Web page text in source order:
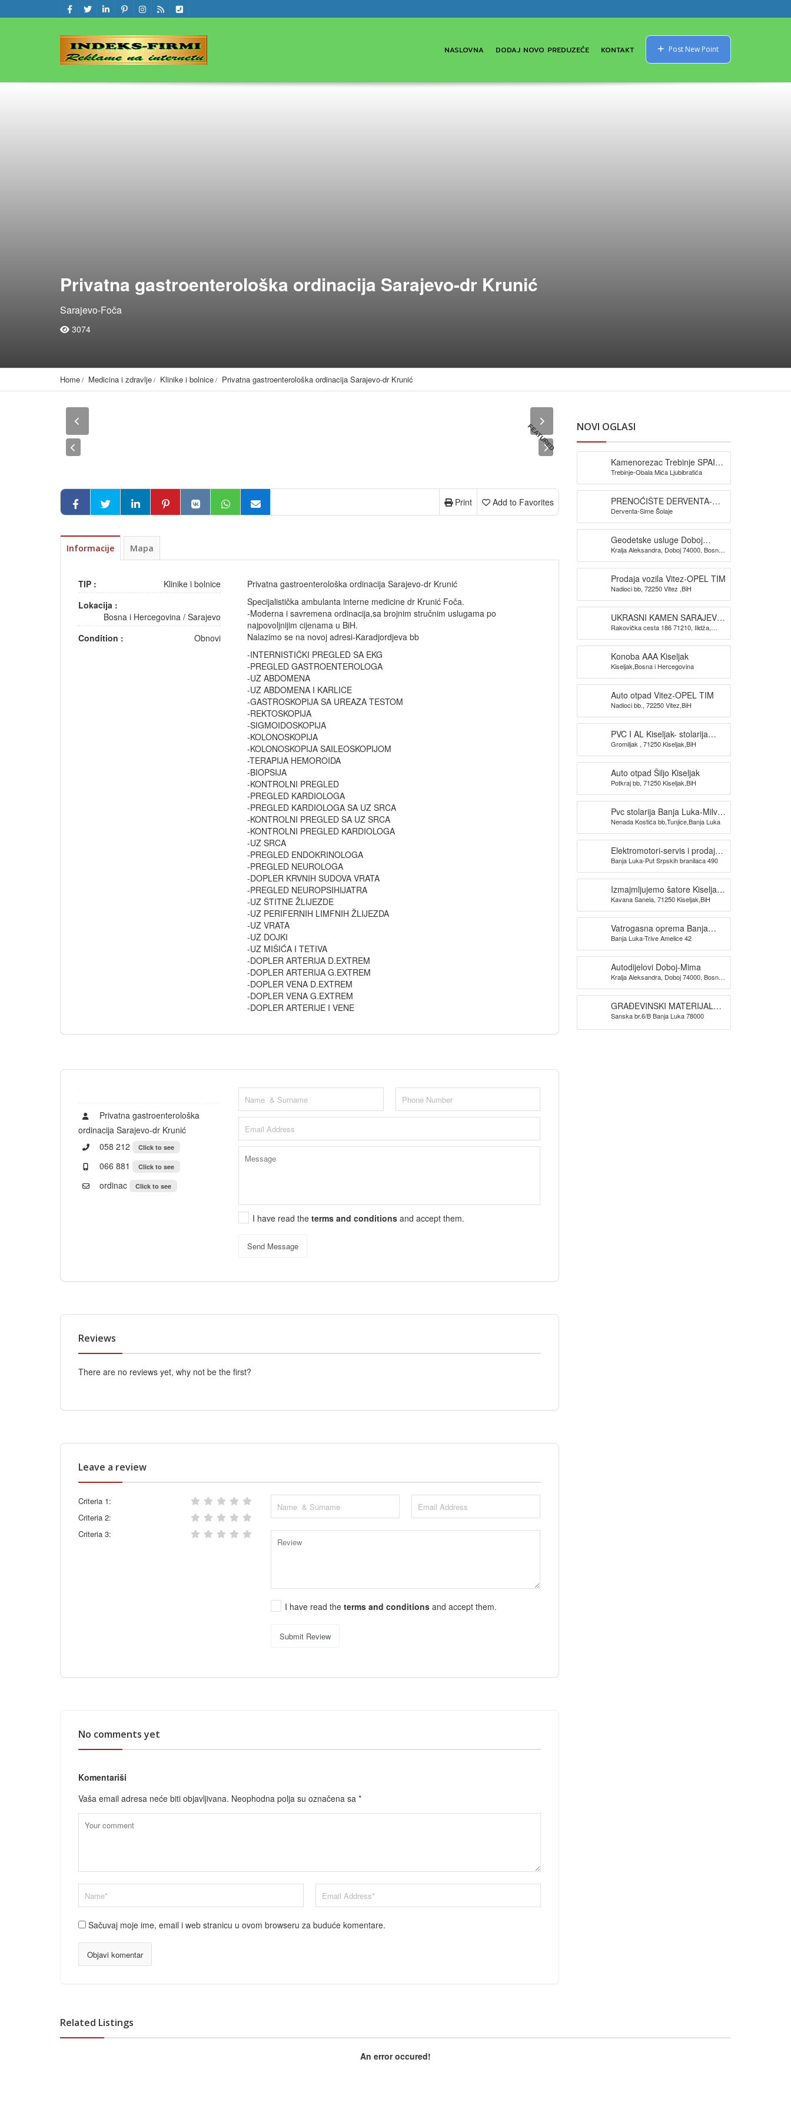
NASLOVNA DODAJ NOVO PREDUZEĆE KONTAKT Post New Point
Privatna gastroenterološka ordinacija Sarajevo-dr Krunić
Sarajevo-Foča
3074
Home Medicina i zdravlje Klinike i bolnice Privatna gastroenterološka ordinacija Sarajevo-dr Krunić
FEATURED
Add to Favorites
Print
Informacije Mapa
TIP :
Klinike i bolnice
Lokacija :
Bosna i Hercegovina/ Sarajevo
Condition :
Obnovi
Privatna gastroenterološka ordinacija Sarajevo-dr Krunić
Specijalistička ambulanta interne medicine dr Krunić Foča.
-Moderna i savremena ordinacija,sa brojnim stručnim uslugama po
najpovoljnijim cijenama u BiH.
Nalazimo se na novoj adresi-Karadjordjeva bb
-INTERNISTIČKI PREGLED SA EKG
-PREGLED GASTROENTEROLOGA
-UZ ABDOMENA
-UZ ABDOMENA I KARLICE
-GASTROSKOPIJA SA UREAZA TESTOM
-REKTOSKOPIJA
-SIGMOIDOSKOPIJA
-KOLONOSKOPIJA
-KOLONOSKOPIJA SAILEOSKOPIJOM
-TERAPIJA HEMOROIDA
-BIOPSIJA
-KONTROLNI PREGLED
-PREGLED KARDIOLOGA
-PREGLED KARDIOLOGA SA UZ SRCA
-KONTROLNI PREGLED SA UZ SRCA
-KONTROLNI PREGLED KARDIOLOGA
-UZ SRCA
-PREGLED ENDOKRINOLOGA
-PREGLED NEUROLOGA
-DOPLER KRVNIH SUDOVA VRATA
-PREGLED NEUROPSIHIJATRA
-UZ ŠTITNE ŽLIJEZDE
-UZ PERIFERNIH LIMFNIH ŽLIJEZDA
-UZ VRATA
-UZ DOJKI
-UZ MIŠIĆA I TETIVA
-DOPLER ARTERIJA D.EXTREM
-DOPLER ARTERIJA G.EXTREM
-DOPLER VENA D.EXTREM
-DOPLER VENA G.EXTREM
-DOPLER ARTERIJE I VENE
Privatna gastroenterološka
ordinacija Sarajevo-dr Krunić
058 212
Click to see
066 881 Click to see
ordinac Click to see
I have read the terms and conditions and accept them.
Send Message
Reviews
There are no reviews yet, why not be the first?
Leave a review
Criteria 1:
Criteria 2:
Criteria 3:
I have read theterms and conditionsand accept them.
Submit Review
No comments yet
Komentariši
Vaša email adresa neće biti objavljivana. Neophodna polja su označena sa *
Sačuvaj moje ime, email i web stranicu u ovom browseru za buduće komentare.
NOVI OGLASI
Kamenorezac Trebinje SPAIĆ-
izrada spomenika
Trebinje-Obala Mića Ljubibratića
PRENOĆIŠTE DERVENTA-
Pansion Šljuka
Derventa-Sime Šolaje
Geodetske usluge Doboj
GEOKONIKA
Kralja Aleksandra, Doboj 74000, Bosna i
Prodaja vozila Vitez-OPEL TIM
Nadioci bb, 72250 Vitez ,BiH
UKRASNI KAMEN SARAJEVO-
KAMEN DIZAJN SARAJEVO
Rakovička cesta 186 71210, Ilidža,
Konoba AAA Kiseljak
Kiseljak,Bosna i Hercegovina
Auto otpad Vitez-OPEL TIM
Nadioci bb., 72250 Vitez,BiH
PVC I AL Kiseljak- stolarija
BAUPLAST
Gromiljak , 71250 Kiseljak,BiH
Auto otpad Šiljo Kiseljak
Potkraj bb, 71250 Kiseljak,BiH
Pvc stolarija Banja Luka-Milva
doo
Nenada Kostića bb,Tunjice,Banja Luka
Elektromotori-servis i prodaja
TRIDAK ELEKTRO
Banja Luka-Put Srpskih branilaca 490
Izmajmljujemo šatore Kiseljak-
KAVANA SANELA
Kavana Sanela, 71250 Kiseljak,BiH
Vatrogasna oprema Banja
Luka -SPAS doo
Banja Luka-Trive Amelice 42
Autodijelovi Doboj-Mima
Kralja Aleksandra, Doboj 74000, Bosna i
GRAĐEVINSKI MATERIJAL
BANJA LUKA TIM PROMET
DOO
Sanska br.6/B Banja Luka 78000
Related Listings
An error occured!